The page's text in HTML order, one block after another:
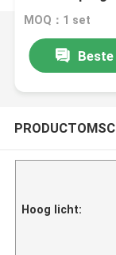
MOQ：1 set
Hoog licht: